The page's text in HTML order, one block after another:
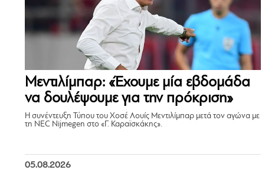
Μεντιλίμπαρ: «Έχουμε μία εβδομάδα
να δουλέψουμε για την πρόκριση»
Η συνέντευξη Τύπου του Χοσέ Λουίς Μεντιλίμπαρ μετά τον αγώνα με
τη NEC Nijmegen στο «Γ. Καραϊσκάκης».
05.08.2026